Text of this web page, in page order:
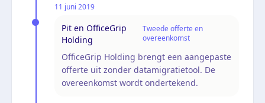
11 juni 2019
Pit en OfficeGrip
Holding
Tweede offerte en
overeenkomst
OfficeGrip Holding brengt een aangepaste
offerte uit zonder datamigratietool. De
overeenkomst wordt ondertekend.